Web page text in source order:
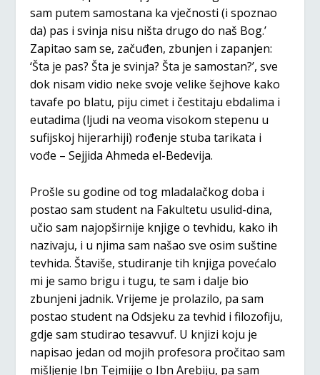
sam putem samostana ka vječnosti (i spoznao
da) pas i svinja nisu ništa drugo do naš Bog.’
Zapitao sam se, začuđen, zbunjen i zapanjen:
‘Šta je pas? Šta je svinja? Šta je samostan?’, sve
dok nisam vidio neke svoje velike šejhove kako
tavafe po blatu, piju cimet i čestitaju ebdalima i
eutadima (ljudi na veoma visokom stepenu u
sufijskoj hijerarhiji) rođenje stuba tarikata i
vođe – Sejjida Ahmeda el-Bedevija.
Prošle su godine od tog mladalačkog doba i
postao sam student na Fakultetu usulid-dina,
učio sam najopširnije knjige o tevhidu, kako ih
nazivaju, i u njima sam našao sve osim suštine
tevhida. Štaviše, studiranje tih knjiga povećalo
mi je samo brigu i tugu, te sam i dalje bio
zbunjeni jadnik. Vrijeme je prolazilo, pa sam
postao student na Odsjeku za tevhid i filozofiju,
gdje sam studirao tesavvuf. U knjizi koju je
napisao jedan od mojih profesora pročitao sam
mišljenje Ibn Tejmijje o Ibn Arebiju, pa sam